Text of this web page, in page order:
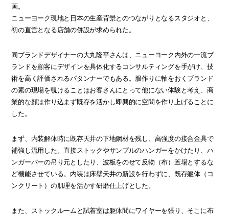
画。
ニューヨーク現地と日本の生産背景とのつながりとなるスタジオと、
初の直営となる店舗の併設が求められた。
同ブランドデザイナーの大丸隆平さんは、ニューヨーク内外の一流ブ
ランドを顧客にデザインを具体化するコンサルティングを手がけ、技
術を高く評価されるパタンナーでもある。服作りに軸をおくブランド
の素の現場を覗けることはお客さんにとって他にない体験と考え、商
業的な顔は作り込まず既存を活かし即興的に空間を作り上げることに
した。
まず、内装解体時に既存天井の下地鋼材を残し、高強度の接合金具で
補強し流用した。直接ストックやサンプルのハンガーをかけたり、ハ
ンガーバーの吊り元としたり、波板をのせて反物（布）置場とするな
ど機能させている。内装は床壁天井の新設を行わずに、既存躯体（コ
ンクリート）の肌理を活かす研磨仕上げとした。
また、ストックルームと試着室は躯体間にワイヤーを張り、そこに布